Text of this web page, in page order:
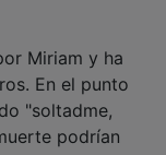
Miriam y ha
En el punto
"soltadme,
podrían